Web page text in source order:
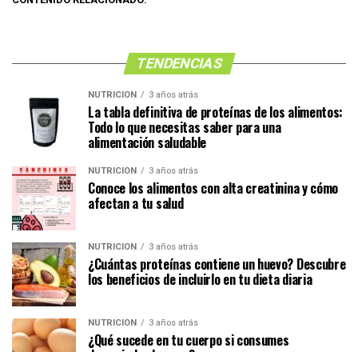
TENDENCIAS
NUTRICIÓN 3 años atrás
La tabla definitiva de proteínas de los alimentos:
Todo lo que necesitas saber para una
alimentación saludable
NUTRICIÓN 3 años atrás
Conoce los alimentos con alta creatinina y cómo
afectan a tu salud
NUTRICIÓN 3 años atrás
¿Cuántas proteínas contiene un huevo? Descubre
los beneficios de incluirlo en tu dieta diaria
NUTRICIÓN 3 años atrás
¿Qué sucede en tu cuerpo si consumes